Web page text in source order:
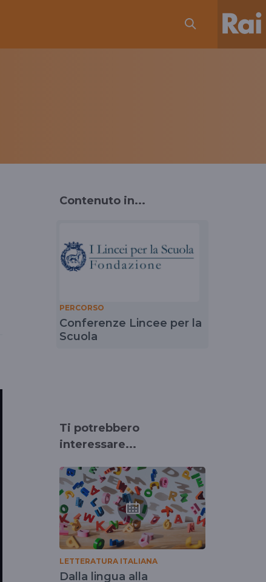
Contenuto in...
PERCORSO
Conferenze Lincee per la
Scuola
Ti potrebbero
interessare...
LETTERATURA ITALIANA
Dalla lingua alla